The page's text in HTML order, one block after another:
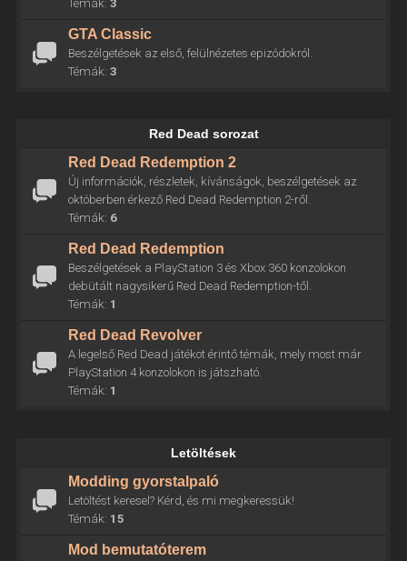
Témák: 3
GTA Classic
Beszélgetések az első, felülnézetes epizódokról.
Témák: 3
Red Dead sorozat
Red Dead Redemption 2
Új információk, részletek, kívánságok, beszélgetések az
októberben érkező Red Dead Redemption 2-ről.
Témák: 6
Red Dead Redemption
Beszélgetések a PlayStation 3 és Xbox 360 konzolokon
debütált nagysikerű Red Dead Redemption-től.
Témák: 1
Red Dead Revolver
A legelső Red Dead játékot érintő témák, mely most már
PlayStation 4 konzolokon is játszható.
Témák: 1
Letöltések
Modding gyorstalpaló
Letöltést keresel? Kérd, és mi megkeressük!
Témák: 15
Mod bemutatóterem